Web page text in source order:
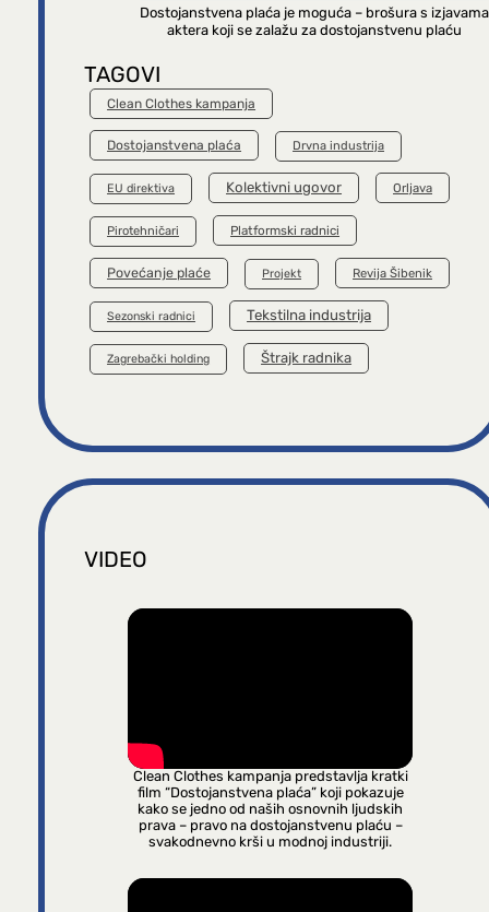
Dostojanstvena plaća je moguća – brošura s izjavama
aktera koji se zalažu za dostojanstvenu plaću
TAGOVI
Clean Clothes kampanja
Dostojanstvena plaća Drvna industrija
EU direktiva Kolektivni ugovor Orljava
Pirotehničari Platformski radnici
Povećanje plaće Projekt Revija Šibenik
Sezonski radnici Tekstilna industrija
Zagrebački holding Štrajk radnika
VIDEO
Clean Clothes kampanja predstavlja kratki
film “Dostojanstvena plaća” koji pokazuje
kako se jedno od naših osnovnih ljudskih
prava – pravo na dostojanstvenu plaću –
svakodnevno krši u modnoj industriji.